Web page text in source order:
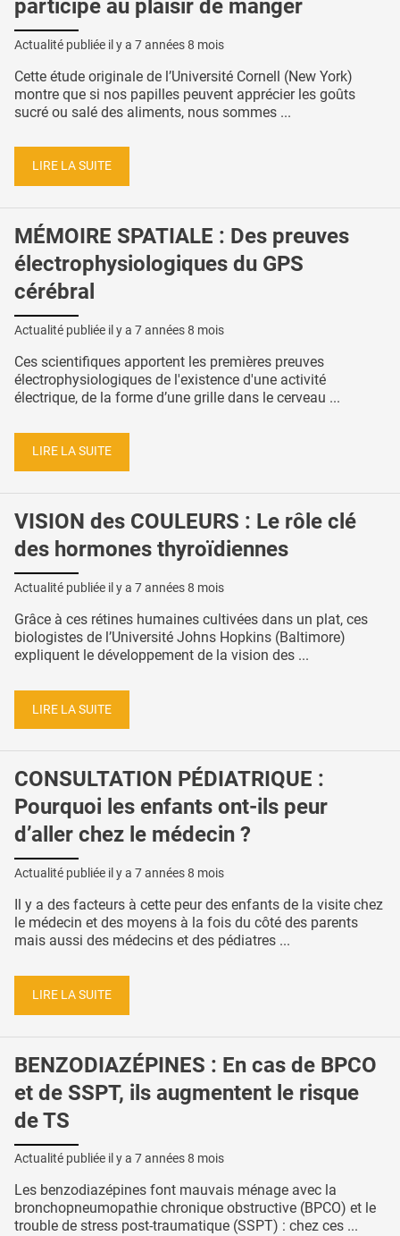
participe au plaisir de manger
Actualité publiée il y a 7 années 8 mois
Cette étude originale de l’Université Cornell (New York)
montre que si nos papilles peuvent apprécier les goûts
sucré ou salé des aliments, nous sommes ...
LIRE LA SUITE
MÉMOIRE SPATIALE : Des preuves
électrophysiologiques du GPS
cérébral
Actualité publiée il y a 7 années 8 mois
Ces scientifiques apportent les premières preuves
électrophysiologiques de l'existence d'une activité
électrique, de la forme d’une grille dans le cerveau ...
LIRE LA SUITE
VISION des COULEURS : Le rôle clé
des hormones thyroïdiennes
Actualité publiée il y a 7 années 8 mois
Grâce à ces rétines humaines cultivées dans un plat, ces
biologistes de l’Université Johns Hopkins (Baltimore)
expliquent le développement de la vision des ...
LIRE LA SUITE
CONSULTATION PÉDIATRIQUE :
Pourquoi les enfants ont-ils peur
d’aller chez le médecin ?
Actualité publiée il y a 7 années 8 mois
Il y a des facteurs à cette peur des enfants de la visite chez
le médecin et des moyens à la fois du côté des parents
mais aussi des médecins et des pédiatres ...
LIRE LA SUITE
BENZODIAZÉPINES : En cas de BPCO
et de SSPT, ils augmentent le risque
de TS
Actualité publiée il y a 7 années 8 mois
Les benzodiazépines font mauvais ménage avec la
bronchopneumopathie chronique obstructive (BPCO) et le
trouble de stress post-traumatique (SSPT) : chez ces ...